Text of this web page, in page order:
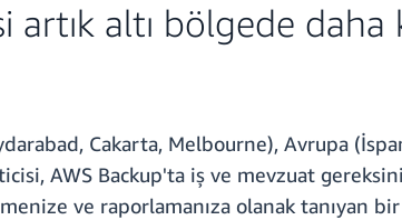
altı bölgede daha
Cakarta, Melbourne), Avrupa
AWS Backup'ta iş ve mevzuat
ve raporlamanıza olanak tanıyan